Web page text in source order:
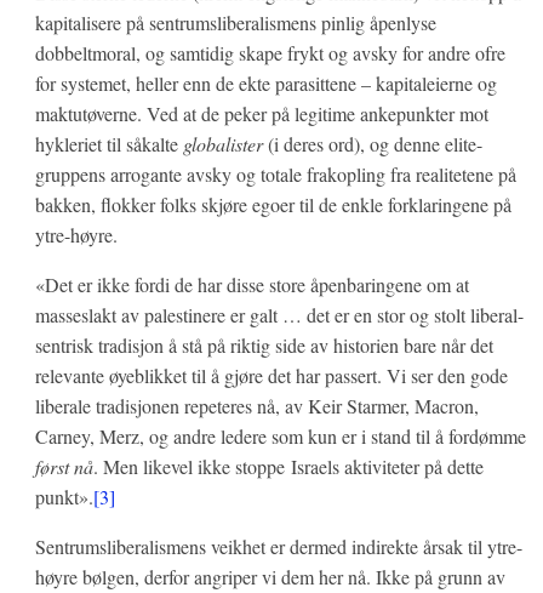
kapitalisere på sentrumsliberalismens pinlig åpenlyse
dobbeltmoral, og samtidig skape frykt og avsky for andre ofre
for systemet, heller enn de ekte parasittene – kapitaleierne og
maktutøverne. Ved at de peker på legitime ankepunkter mot
hykleriet til såkalte globalister(i deres ord), og denne elite-
gruppens arrogante avsky og totale frakopling fra realitetene på
bakken, flokker folks skjøre egoer til de enkle forklaringene på
ytre-høyre.
«Det er ikke fordi de har disse store åpenbaringene om at
masseslakt av palestinere er galt … det er en stor og stolt liberal-
sentrisk tradisjon å stå på riktig side av historien bare når det
relevante øyeblikket til å gjøre det har passert. Vi ser den gode
liberale tradisjonen repeteres nå, av Keir Starmer, Macron,
Carney, Merz, og andre ledere som kun er i stand til å fordømme
først nå. Men likevel ikke stoppe Israels aktiviteter på dette
punkt».[3]
Sentrumsliberalismens veikhet er dermed indirekte årsak til ytre-
høyre bølgen, derfor angriper vi dem her nå. Ikke på grunn av